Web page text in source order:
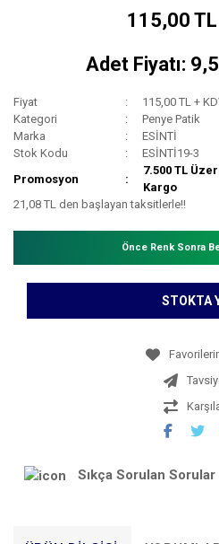
115,00 TL
Adet Fiyatı:
Fiyat
115,00 TL +
Kategori
Penye Patik
Marka
ESİNTİ
Stok Kodu
ESİNTİ19-3
Promosyon
7.500 TL
Kargo
21,08 TL den başlayan taksitlerle!!
Önce Renk Sonra
STOKTA
Sıkça Sorulan Sorular